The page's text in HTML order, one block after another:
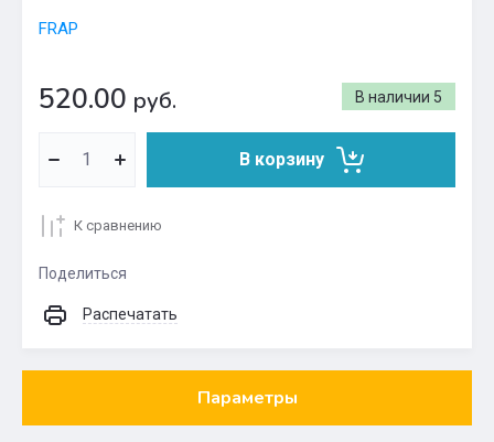
FRAP
В наличии 5
520.00 руб.
В корзину
К сравнению
Поделиться
Распечатать
Параметры